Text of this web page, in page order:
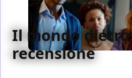
Il mondo
recensione